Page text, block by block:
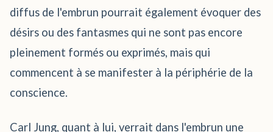
diffus de l'embrun pourrait également évoquer des
désirs ou des fantasmes qui ne sont pas encore
pleinement formés ou exprimés, mais qui
commencent à se manifester à la périphérie de la
conscience.
Carl Jung, quant à lui, verrait dans l'embrun une